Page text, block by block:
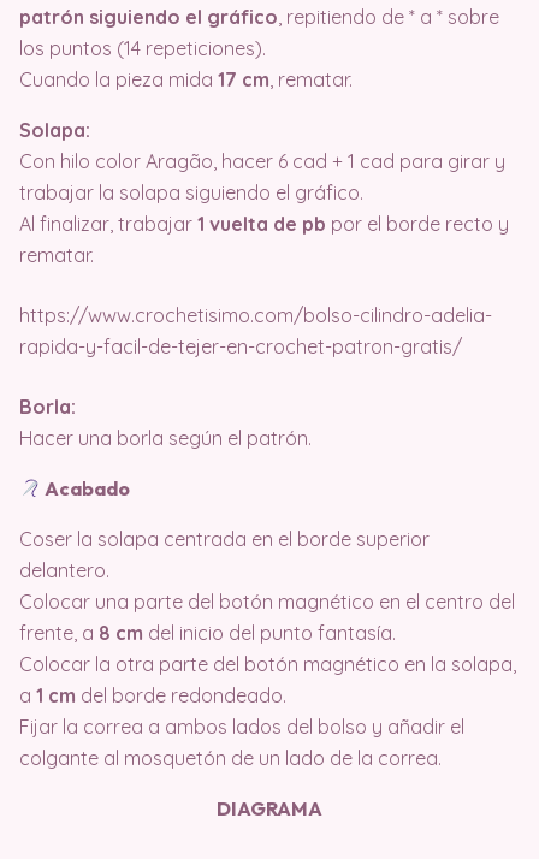
patrón siguiendo el gráfico, repitiendo de * a * sobre
los puntos (14 repeticiones).
Cuando la pieza mida 17 cm, rematar.
Solapa:
Con hilo color Aragão, hacer 6 cad + 1 cad para girar y
trabajar la solapa siguiendo el gráfico.
Al finalizar, trabajar 1 vuelta de pb por el borde recto y
rematar.
https://www.crochetisimo.com/bolso-cilindro-adelia-
rapida-y-facil-de-tejer-en-crochet-patron-gratis/
Borla:
Hacer una borla según el patrón.
Acabado
Coser la solapa centrada en el borde superior
delantero.
Colocar una parte del botón magnético en el centro del
frente, a 8 cm del inicio del punto fantasía.
Colocar la otra parte del botón magnético en la solapa,
a 1 cm del borde redondeado.
Fijar la correa a ambos lados del bolso y añadir el
colgante al mosquetón de un lado de la correa.
DIAGRAMA